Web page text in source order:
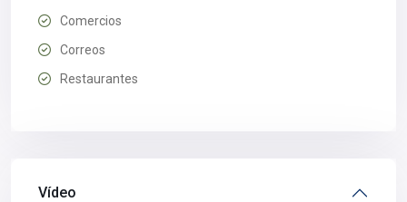
Comercios
Correos
Restaurantes
Vídeo